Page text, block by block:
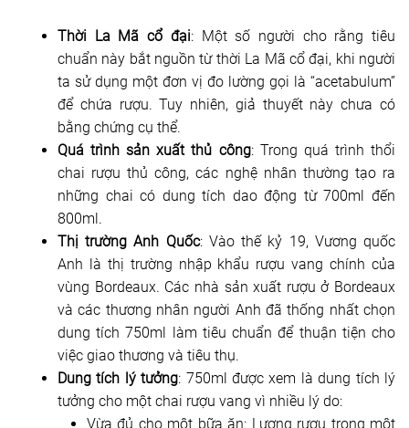
Thời La Mã cổ đại: Một số người cho rằng tiêu
chuẩn này bắt nguồn từ thời La Mã cổ đại, khi người
ta sử dụng một đơn vị đo lường gọi là “acetabulum”
để chứa rượu. Tuy nhiên, giả thuyết này chưa có
bằng chứng cụ thể.
Quá trình sản xuất thủ công: Trong quá trình thổi
chai rượu thủ công, các nghệ nhân thường tạo ra
những chai có dung tích dao động từ 700ml đến
800ml.
Thị trường Anh Quốc: Vào thế kỷ 19, Vương quốc
Anh là thị trường nhập khẩu rượu vang chính của
vùng Bordeaux. Các nhà sản xuất rượu ở Bordeaux
và các thương nhân người Anh đã thống nhất chọn
dung tích 750ml làm tiêu chuẩn để thuận tiện cho
việc giao thương và tiêu thụ.
Dung tích lý tưởng: 750ml được xem là dung tích lý
tưởng cho một chai rượu vang vì nhiều lý do:
Vừa đủ cho một bữa ăn: Lượng rượu trong một